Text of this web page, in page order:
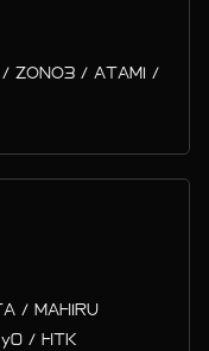
ZONO3 / ATAMI /
/ MAHIRU
/ HTK